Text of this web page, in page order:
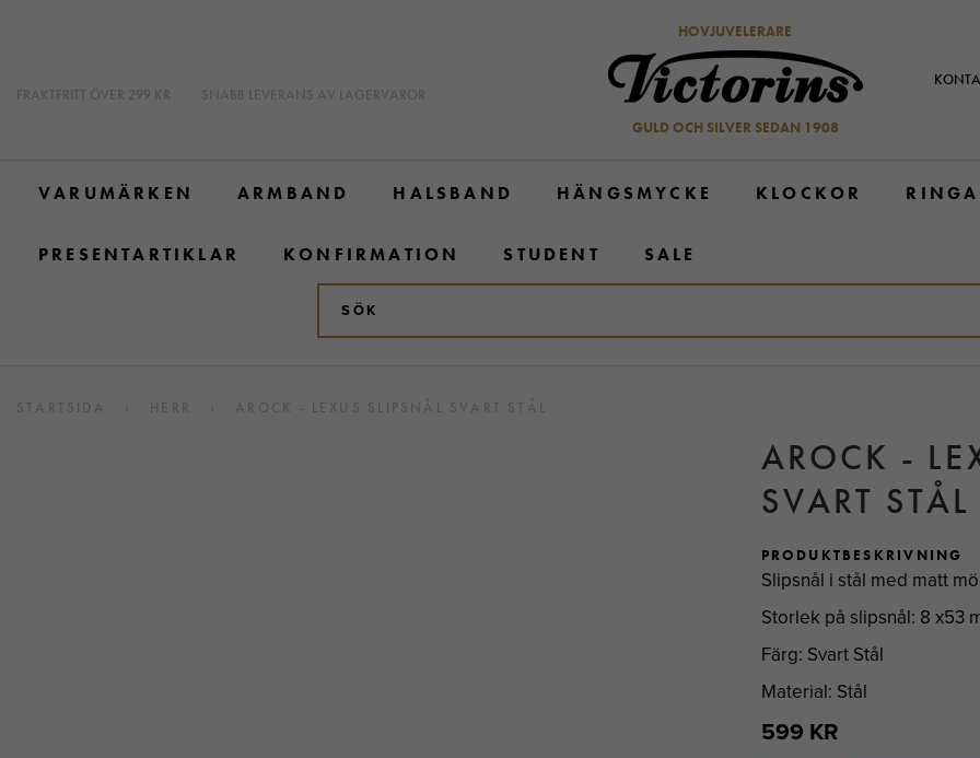
FRAKTFRITT ÖVER 299 KR SNABB LEVERANS AV LAGERVAROR
HOVJUVELERARE
GULD OCH SILVER SEDAN 1908
VARUMÄRKEN ARMBAND HALSBAND HÄNGSMYCKE KLOCKOR
PRESENTARTIKLAR KONFIRMATION STUDENT SALE
STARTSIDA › HERR › AROCK - LEXUS SLIPSNÅL SVART STÅL
AROCK -
SVART STÅL
PRODUKTBESKRIVNING
Slipsnål i stål med matt
Storlek på slipsnål: 8 x53
Färg: Svart Stål
Material: Stål
599 KR